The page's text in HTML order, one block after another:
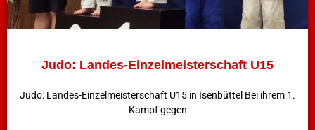
Judo: Landes-Einzelmeisterschaft U15
Judo: Landes-Einzelmeisterschaft U15 in Isenbüttel Bei ihrem 1.
Kampf gegen